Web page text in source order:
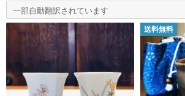
一部自動翻訳されています
送料無料